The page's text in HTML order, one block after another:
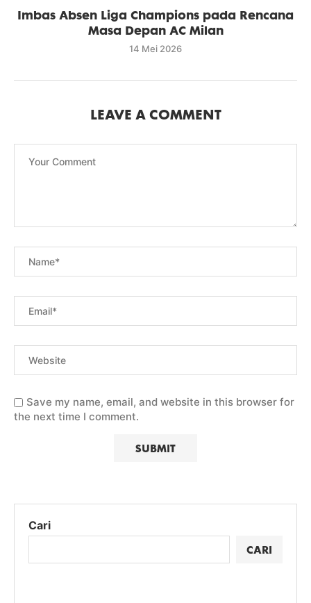
Imbas Absen Liga Champions pada Rencana
Masa Depan AC Milan
14 Mei 2026
LEAVE A COMMENT
Save my name, email, and website in this browser for
the next time I comment.
Cari
CARI